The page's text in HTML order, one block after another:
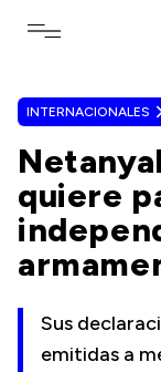
Toggle
INTERNACIONALES
quiere
Sus
emitidas a